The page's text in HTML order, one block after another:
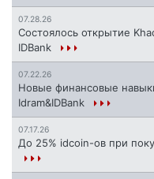
07.28.26
Состоялось открытие
IDBank
07.22.26
Новые финансовые
Idram&IDBank
07.17.26
До 25% idcoin-ов при